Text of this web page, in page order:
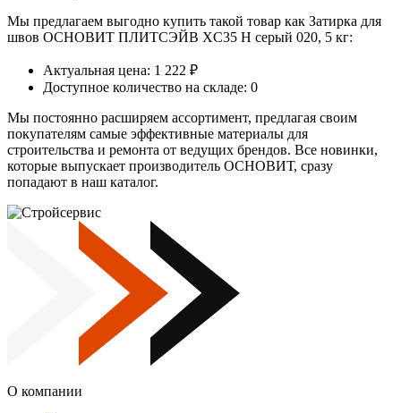
Мы предлагаем выгодно купить такой товар как Затирка для
швов ОСНОВИТ ПЛИТСЭЙВ XC35 H серый 020, 5 кг:
Актуальная цена: 1 222 ₽
Доступное количество на складе: 0
Мы постоянно расширяем ассортимент, предлагая своим
покупателям самые эффективные материалы для
строительства и ремонта от ведущих брендов. Все новинки,
которые выпускает производитель ОСНОВИТ, сразу
попадают в наш каталог.
О компании